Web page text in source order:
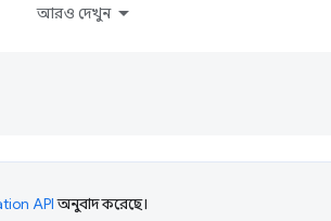
আরও দেখুন
APIঅনুবাদ করেছে।